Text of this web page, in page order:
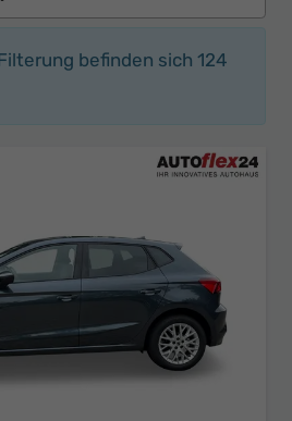
befinden sich 124